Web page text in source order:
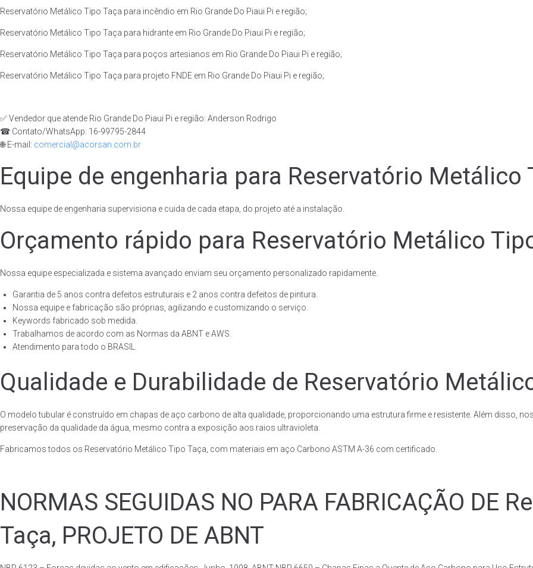
Reservatório Metálico Tipo Taça para incêndio em Rio Grande Do Piaui Pi e região;
Reservatório Metálico Tipo Taça para hidrante em Rio Grande Do Piaui Pi e região;
Reservatório Metálico Tipo Taça para poços artesianos em Rio Grande Do Piaui Pi e região;
Reservatório Metálico Tipo Taça para projeto FNDE em Rio Grande Do Piaui Pi e região;
✅ Vendedor que atende Rio Grande Do Piaui Pi e região: Anderson Rodrigo
☎ Contato/WhatsApp: 16-99795-2844
🌐 E-mail: comercial@acorsan.com.br
Equipe de engenharia para Reservatório Metálico
Nossa equipe de engenharia supervisiona e cuida de cada etapa, do projeto até a instalação.
Orçamento rápido para Reservatório Metálico
Nossa equipe especializada e sistema avançado enviam seu orçamento personalizado rapidamente.
Garantia de 5 anos contra defeitos estruturais e 2 anos contra defeitos de pintura.
Nossa equipe e fabricação são próprias, agilizando e customizando o serviço.
Keywords fabricado sob medida.
Trabalhamos de acordo com as Normas da ABNT e AWS.
Atendimento para todo o BRASIL.
Qualidade e Durabilidade de Reservatório
O modelo tubular é construído em chapas de aço carbono de alta qualidade, proporcionando uma estrutura firme e resistente. Além disso,
preservação da qualidade da água, mesmo contra a exposição aos raios ultravioleta.
Fabricamos todos os Reservatório Metálico Tipo Taça, com materiais em aço Carbono ASTM A-36 com certificado.
NORMAS SEGUIDAS NO PARA FABRICAÇÃO DE
Taça, PROJETO DE ABNT